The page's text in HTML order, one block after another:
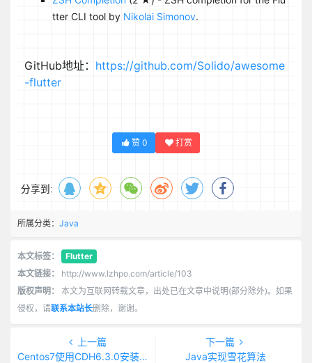
tter CLI tool by Nikolai Simonov.
GitHub地址： https://github.com/Solido/awesome
-flutter
赞 0 打赏
分享到:
所属分类： Java
本文标签：
Flutter
本文链接：
http://www.lzhpo.com/article/103
版权声明：
本文为互联网转载文章，出处已在文章中说明(部分除外)。如果
侵权，请联系本站长删除，谢谢。
上一篇
Centos7使用CDH6.3.0安装大数据集群
下一篇
Java实现雪花算法